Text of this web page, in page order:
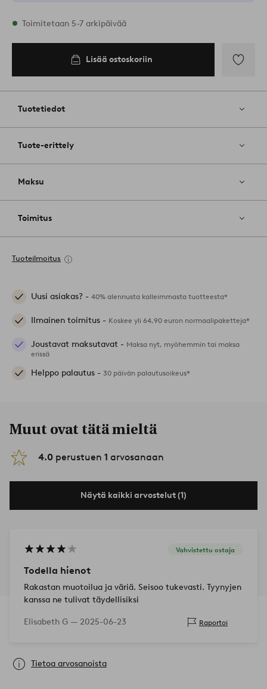
Varastossa
Toimitetaan 5-7 arkipäivää
Lisää ostoskoriin
Tuotetiedot
Tuote-erittely
Maksu
Toimitus
Tuoteilmoitus
Uusi asiakas? - 40% alennusta kalleimmasta tuotteesta*
Ilmainen toimitus - Koskee yli 64,90 euron normaalipaketteja*
Joustavat maksutavat - Maksa nyt, myöhemmin tai maksa
erissä
Helppo palautus - 30 päivän palautusoikeus*
Muut ovat tätä mieltä
4.0 perustuen 1 arvosanaan
Näytä kaikki arvostelut (1)
Vahvistettu ostaja
Todella hienot
Rakastan muotoilua ja väriä. Seisoo tukevasti. Tyynyjen
kanssa ne tulivat täydellisiksi
Elisabeth G — 2025-06-23 Raportoi
Tietoa arvosanoista